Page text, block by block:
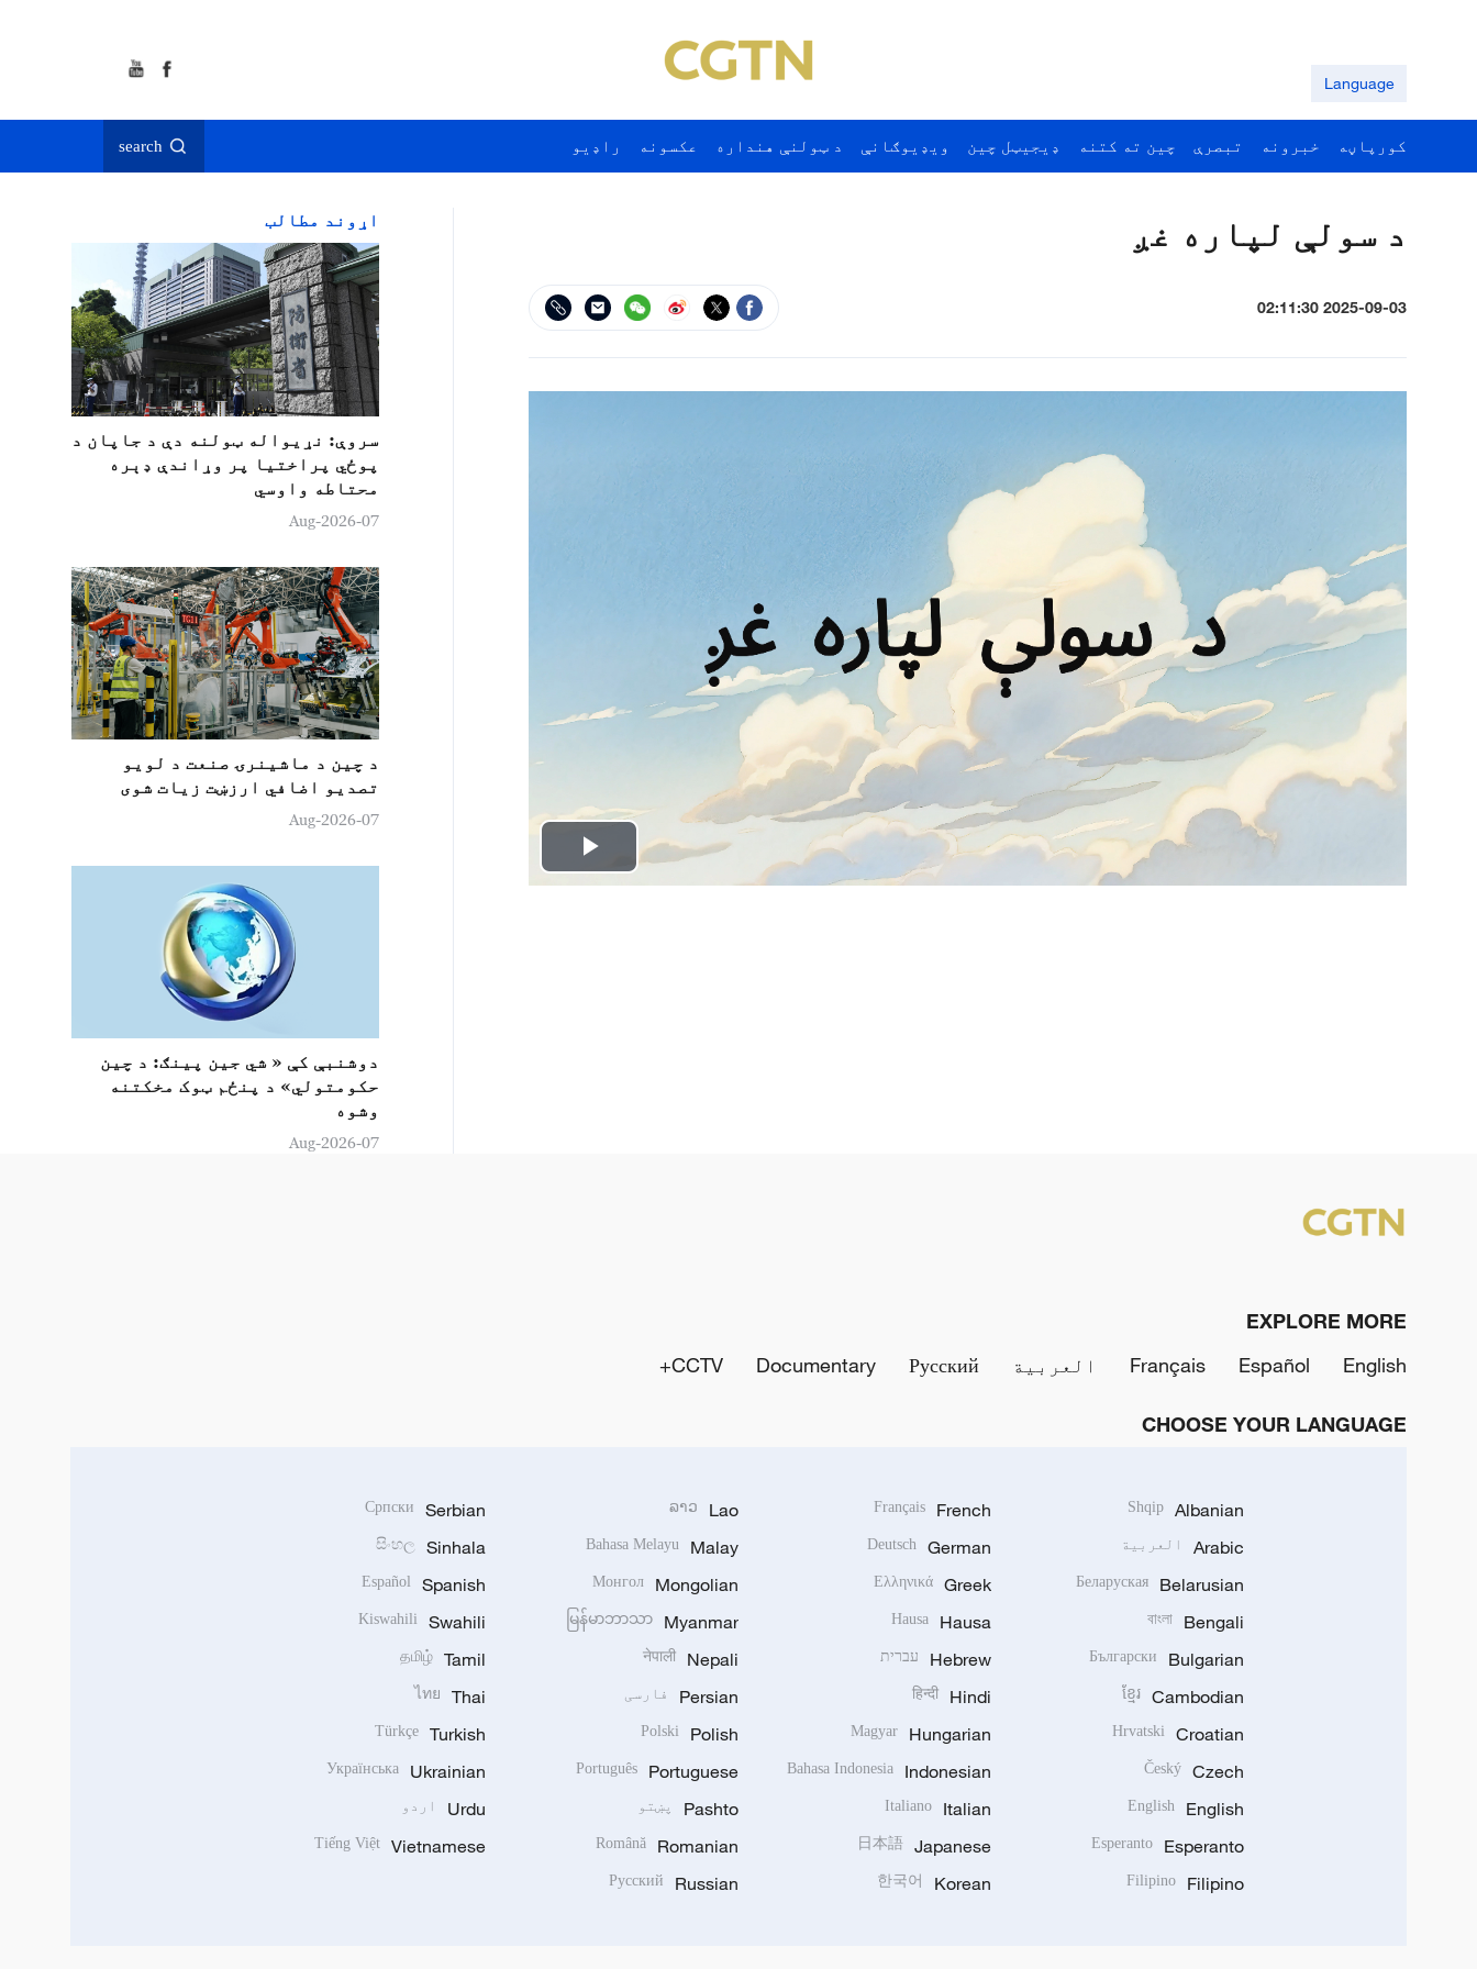
Language
کورپاڼه خبرونه تبصرې چين ته کتنه ډيجيټل چين ويډيوګانې د ټولنې هنداره عکسونه راډيو search
د سولې لپاره غږ
2025-09-03 02:11:30
P
اړوند مطالب
سروې: نړیواله ټولنه دې د جاپان د
پوځي پراختیا پر وړاندې ډېره
محتاطه واوسي
07-Aug-2026
د چین د ماشینرۍ صنعت د لويو
تصدیو اضافي ارزښت زيات شوی
07-Aug-2026
دوشنبې کې « شي جين پینګ: د چين
حکومتولي» د پنځم ټوک مخکتنه
وشوه
07-Aug-2026
EXPLORE MORE
English
Español
Français العربية Русский
Documentary
CCTV+
CHOOSE YOUR LANGUAGE
Albanian
Shqip
Arabic العربية
Belarusian
Беларуская
Bengali
বাংলা
Bulgarian
Български
Cambodian
ខ្មែរ
Croatian
Hrvatski
Czech
Český
English
English
Esperanto
Esperanto
Filipino
Filipino
French
Français
German
Deutsch
Greek
Ελληνικά
Hausa
Hausa
Hebrew עברית
Hindi
हिन्दी
Hungarian
Magyar
Indonesian
Bahasa Indonesia
Italian
Italiano
Japanese
日本語
Korean
한국어
Lao
ລາວ
Malay
Bahasa Melayu
Mongolian
Монгол
Myanmar
မြန်မာဘာသာ
Nepali
नेपाली
Persian فارسی
Polish
Polski
Portuguese
Português
Pashto پښتو
Romanian
Română
Russian
Русский
Serbian
Српски
Sinhala
සිංහල
Spanish
Español
Swahili
Kiswahili
Tamil
தமிழ்
Thai
ไทย
Turkish
Türkçe
Ukrainian
Українська
Urdu اردو
Vietnamese
Tiếng Việt